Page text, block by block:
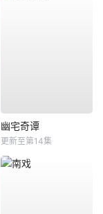
幽宅奇谭
更新至第14集